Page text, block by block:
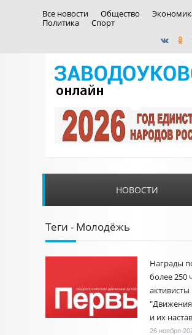
Все новости Общество
Политика
Спорт
НОВОСТИ
Теги - Молодёжь
Награды
более 250
активисты
и их
26 ноября